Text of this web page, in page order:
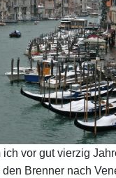
ich vor gut vierzig
Brenner nach